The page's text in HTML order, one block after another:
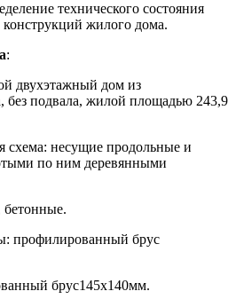
технического состояния
жилого дома.
:
двухэтажный дом из
без подвала, жилой площадью 243,9
схема: несущие продольные и
по ним деревянными
профилированный брус
брус145х140мм.